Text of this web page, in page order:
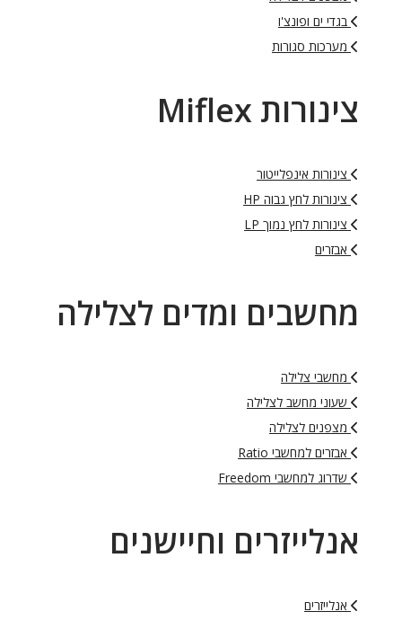
בגדי ים ופונצ'ו
מערכות סגורות
צינורות Miflex
צינורות אינפלייטור
צינורות לחץ גבוה HP
צינורות לחץ נמוך LP
אבזרים
מחשבים ומדים לצלילה
מחשבי צלילה
שעוני מחשב לצלילה
מצפנים לצלילה
אבזרים למחשבי Ratio
שדרוג למחשבי Freedom
אנלייזרים וחיישנים
אנלייזרים